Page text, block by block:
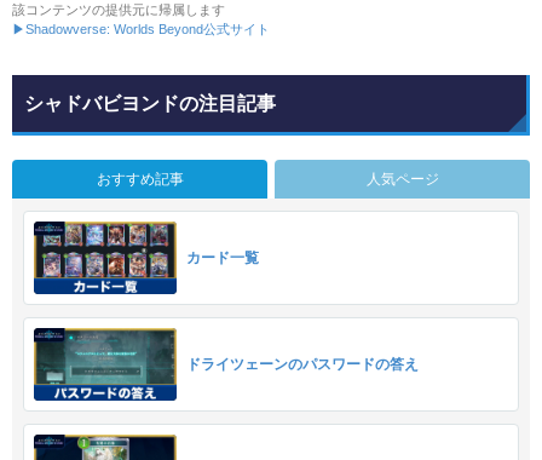
該コンテンツの提供元に帰属します
▶Shadowverse: Worlds Beyond公式サイト
シャドバビヨンドの注目記事
おすすめ記事 人気ページ
カード一覧
ドライツェーンのパスワードの答え